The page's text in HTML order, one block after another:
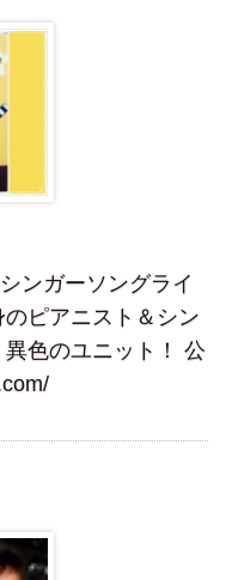
ンガーソングライ
ピアニスト＆シン
色のユニット！ 公